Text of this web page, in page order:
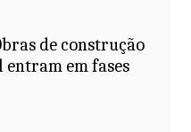
de construção
em fases